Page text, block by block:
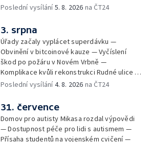
kandidátních listin — Končí lhůta pro podání
rozsudek v lihové kauze — Výročí
zavraždění Václava III. v Olomouci — Těžba
unikátní rašeliny pro lázně v Karlově
Studánce — Výběr ze sociálních sítí ČT —
Nový program pro léčbu obezity —
Olomoucké (nejen) shakespearovské léto
Poslední vysílání5. 8. 2026 na ČT24
3. srpna
Úřady začaly vyplácet superdávku —
Obvinění v bitcoinové kauze — Vyčíslení
škod po požáru v Novém Vrbně —
Komplikace kvůli rekonstrukci Rudné ulice —
Nárůst zájmu o klimatizace — Výluka vlaků
Protipovodňová opatření v Troubkách —
Zájem o bydlení na vysokoškolskýc kolejích
— Vrcholí sklizeň levandulí
Poslední vysílání4. 8. 2026 na ČT24
31. července
Domov pro autisty Mikasa rozdal výpovědi
— Dostupnost péče pro lidi s autismem —
Přísaha studentů na vojenském cvičení —